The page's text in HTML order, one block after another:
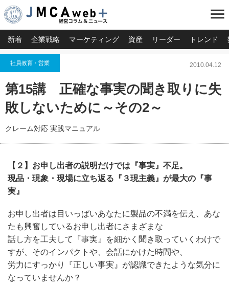
menu
新着 企業戦略 マーケティング 資産 リーダー トレンド
社員教育・営業 2010.04.12
第15講 正確な事実の聞き取りに失
敗しないために～その2～
クレーム対応 実践マニュアル
【２】お申し出者の説明だけでは『事実』不足。
現品・現象・現場に立ち返る『３現主義』が最大の『事
実』
お申し出者は目いっぱいあなたに製品の不満を伝え、あな
たも興奮しているお申し出者にさまざまな
話し方を工夫して『事実』を細かく聞き取っていくわけで
すが、そのインパクトや、会話にかけた時間や、
労力にすっかり『正しい事実』が認識できたような気分に
なっていませんか？